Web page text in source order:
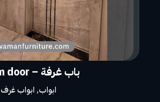
باب غرفة – Room door
ابواب, ابواب غرف